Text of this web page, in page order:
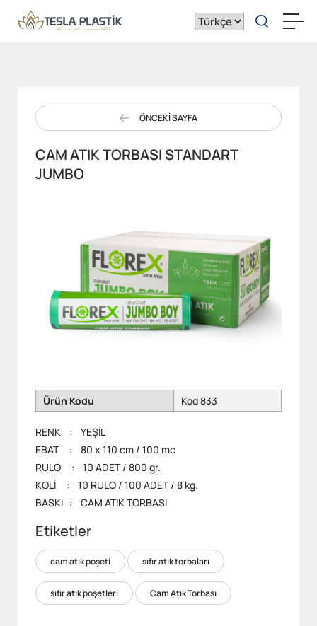
ÖNCEKİ SAYFA
CAM ATIK TORBASI STANDART
JUMBO
Ürün Kodu Kod 833
RENK : YEŞİL
EBAT : 80 x 110 cm / 100 mc
RULO : 10 ADET / 800 gr.
KOLİ : 10 RULO / 100 ADET / 8 kg.
BASKI : CAM ATIK TORBASI
Etiketler
cam atık poşeti sıfır atık torbaları
sıfır atık poşetleri Cam Atık Torbası